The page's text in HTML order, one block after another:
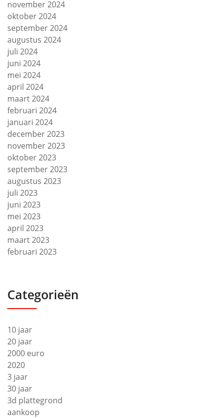
november 2024
oktober 2024
september 2024
augustus 2024
juli 2024
juni 2024
mei 2024
april 2024
maart 2024
februari 2024
januari 2024
december 2023
november 2023
oktober 2023
september 2023
augustus 2023
juli 2023
juni 2023
mei 2023
april 2023
maart 2023
februari 2023
Categorieën
10 jaar
20 jaar
2000 euro
2020
3 jaar
30 jaar
3d plattegrond
aankoop